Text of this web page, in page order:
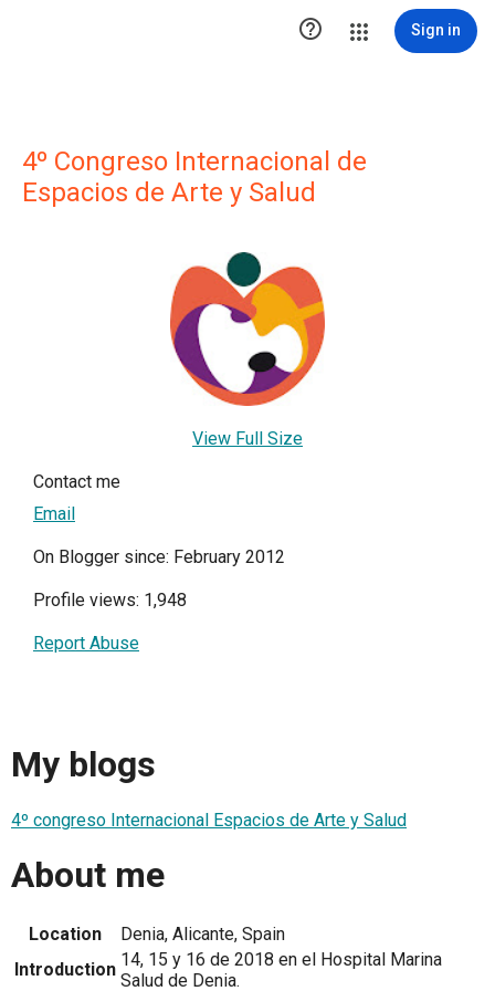
 Sign in
4º Congreso Internacional de
Espacios de Arte y Salud
View Full Size
Contact me
Email
On Blogger since: February 2012
Profile views: 1,948
Report Abuse
My blogs
4º congreso Internacional Espacios de Arte y Salud
About me
Location
Denia, Alicante, Spain
Introduction 14, 15 y 16 de 2018 en el Hospital Marina
Salud de Denia.